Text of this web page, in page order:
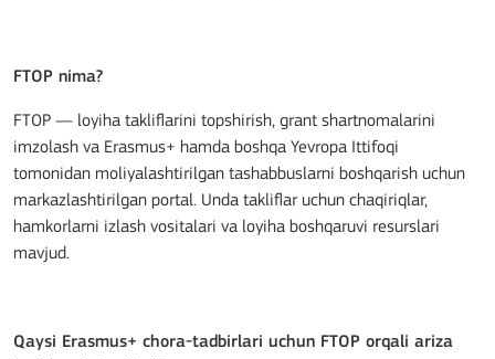
FTOP nima?
FTOP — loyiha takliflarini topshirish, grant shartnomalarini
imzolash va Erasmus+ hamda boshqa Yevropa Ittifoqi
tomonidan moliyalashtirilgan tashabbuslarni boshqarish uchun
markazlashtirilgan portal. Unda takliflar uchun chaqiriqlar,
hamkorlarni izlash vositalari va loyiha boshqaruvi resurslari
mavjud.
Qaysi Erasmus+ chora-tadbirlari uchun FTOP orqali ariza